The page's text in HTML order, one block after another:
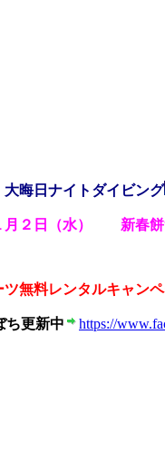
晦日ナイトダイビング
月２日（水） 新春餅
無料レンタルキャン
ち更新中 https://